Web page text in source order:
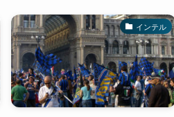
インテル